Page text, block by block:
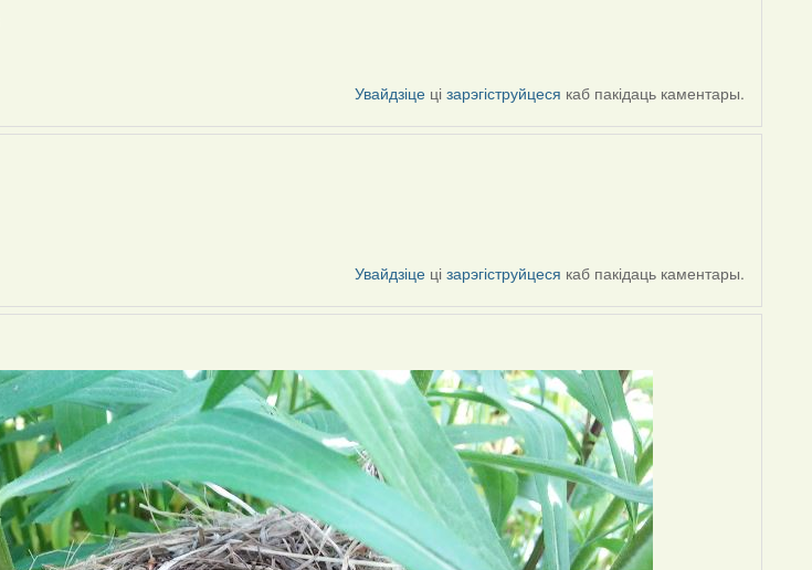
Увайдзіце цізарэгіструйцеся каб пакідаць каментары.
Увайдзіце цізарэгіструйцеся каб пакідаць каментары.